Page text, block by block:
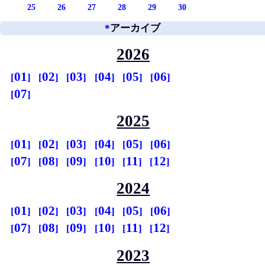
25 26 27 28 29 30
*アーカイブ
2026
01 02 03 04 05
06
07
2025
01 02 03 04 05
06
07
08 09 10 11 12
2024
01 02 03 04 05
06
07
08 09 10 11 12
2023